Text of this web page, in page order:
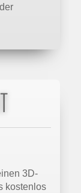
3D-
kostenlos